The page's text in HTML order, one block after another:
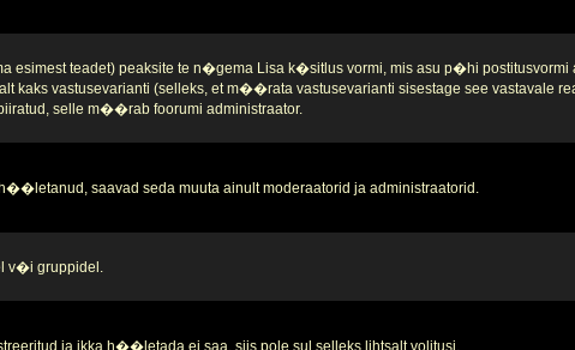
esimest teadet) peaksite te n�gema Lisa k�sitlus vormi, mis asu p�hi
kaks vastusevarianti (selleks, et m��rata vastusevarianti sisestage see vastavale
selle m��rab foorumi administraator.
saavad seda muuta ainult moderaatorid ja administraatorid.
v�i gruppidel.
ja ikka h��letada ei saa, siis pole sul selleks lihtsalt volitusi.